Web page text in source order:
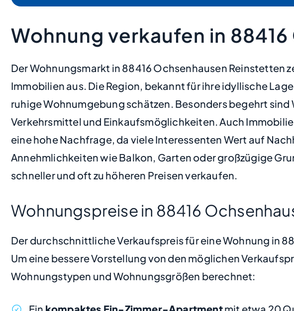
Wohnung verkaufen in
Der Wohnungsmarkt in 88416 Ochsenhausen
Immobilien aus. Die Region, bekannt für ihre idyllische
ruhige Wohnumgebung schätzen. Besonders begehrt
Verkehrsmittel und Einkaufsmöglichkeiten. Auch
eine hohe Nachfrage, da viele Interessenten Wert auf
Annehmlichkeiten wie Balkon, Garten oder großzügige
schneller und oft zu höheren Preisen verkaufen.
Wohnungspreise in 88416
Der durchschnittliche Verkaufspreis für eine Wohnung in
Um eine bessere Vorstellung von den möglichen
Wohnungstypen und Wohnungsgrößen berechnet: